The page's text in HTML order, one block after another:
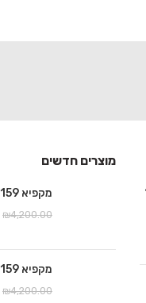
מוצרים חדשים
מקפיא 159 ליטר צר לבן
₪4,200.00
מקפיא 159 ליטר צר שחור
₪4,200.00